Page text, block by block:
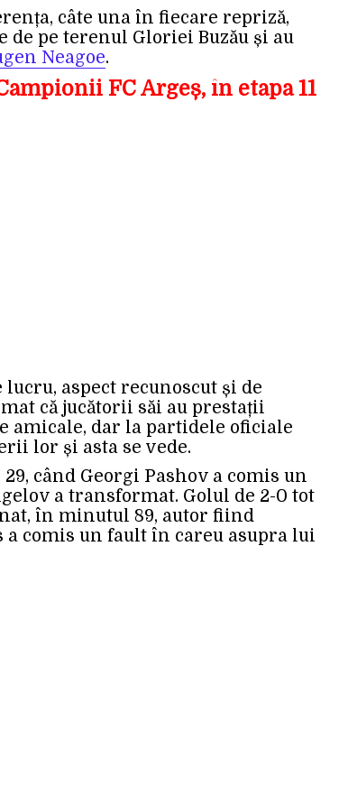
câte una în fiecare repriză,
de pe terenul Gloriei Buzău și au
Neagoe.
FC Argeș, în etapa 11
aspect recunoscut și de
că jucătorii săi au prestații
dar la partidele oficiale
lor și asta se vede.
când Georgi Pashov a comis un
a transformat. Golul de 2-0 tot
în minutul 89, autor fiind
a comis un fault în careu asupra lui